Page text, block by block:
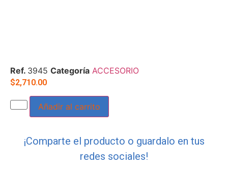
Ref. 3945 Categoría ACCESORIO
$2,710.00
Añadir al carrito
¡Comparte el producto o guardalo en tus
redes sociales!